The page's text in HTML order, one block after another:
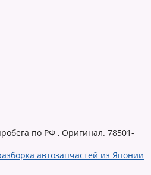
по РФ , Оригинал. 78501-
автозапчастей из Японии